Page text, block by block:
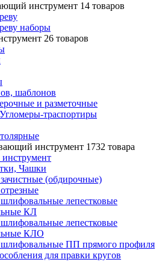
инструмент 14 товаров
наборы
26 товаров
шаблонов
и разметочные
траспортиры
инструмент 1732 товара
Чашки
(обдирочные)
лепестковые
КЛ
лепестковые
КЛО
ПП прямого профиля
для правки кругов